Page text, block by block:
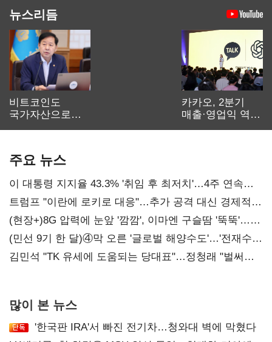
뉴스리듬
비트코인도
국가자산으로…'
카카오, 2분기
매출·영업익 역대
주요 뉴스
이 대통령 지지율 43.3% '취임 후 최저치'…4주 연속
'하락'
트럼프 "이란에 로키로 대응"…추가 공격 대신 경제적
압박 시사
(현장+)8G 압력에 눈앞 '깜깜', 이마엔 구슬땀 '뚝뚝'…
화려한 에어쇼 뒤 땀방울
(민선 9기 한 달)④막 오른 '글로벌 해양수도'…'전재수
리더십' 시험대
김민석 "TK 유세에 도움되는 당대표"…정청래 "벌써
많이 본 뉴스
'한국판 IRA'서 빠진 전기차…청와대 벽에 막혔다